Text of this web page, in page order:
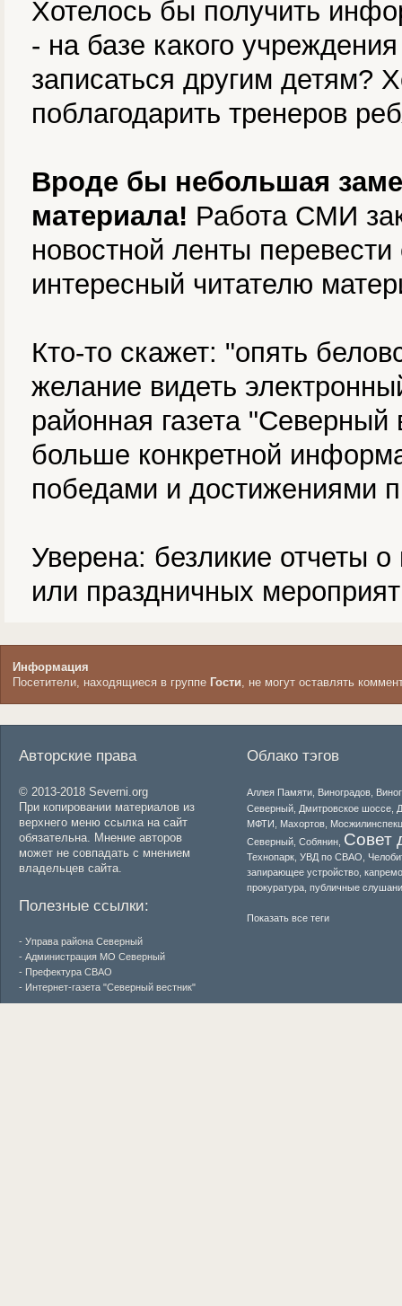
Хотелось бы получить
- на базе какого
записаться другим детям?
поблагодарить тренеров
Вроде бы небольшая
материала! Работа СМИ
новостной ленты
интересный читателю
Кто-то скажет: "опять
желание видеть
районная газета "Северный
больше конкретной
победами и достижениями
Уверена: безликие отчеты
или праздничных
Информация
Посетители, находящиеся в группе Гости , не могут оставлять
Авторские права
© 2013-2018 Severni.org
При копировании материалов из
верхнего меню ссылка на сайт
обязательна. Мнение авторов
может не совпадать с мнением
владельцев сайта.
Полезные ссылки:
- Управа района Северный
- Администрация МО Северный
- Префектура СВАО
- Интернет-газета "Северный вестник"
Облако тэгов
Аллея Памяти Виноградов
Северный Дмитровское шоссе
МФТИ
Махортов
Северный Собянин Совет
Технопарк УВД по СВАО
запирающее устройство
прокуратура публичные
Показать все теги